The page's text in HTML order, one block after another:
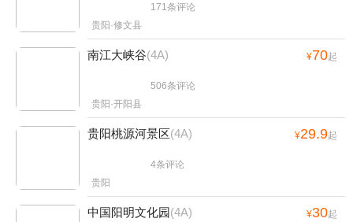
171条评论
贵阳·修文县
南江大峡谷(4A) ¥70起
506条评论
贵阳·开阳县
贵阳桃源河景区(4A) ¥29.9起
4条评论
贵阳
中国阳明文化园(4A) ¥30起